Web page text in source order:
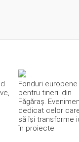
Fonduri europene
pentru tinerii din
Făgăraș.
dedicat celor
să își transforme
în proiecte